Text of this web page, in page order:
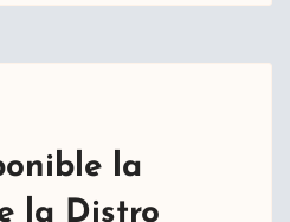
la
la Distro